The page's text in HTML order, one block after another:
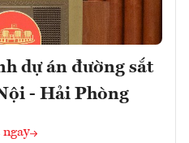
dự án đường sắt
- Hải Phòng